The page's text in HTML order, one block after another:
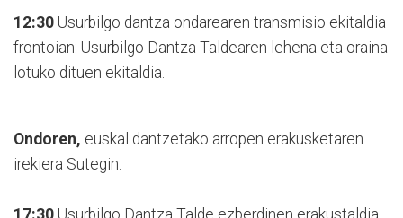
12:30 Usurbilgo dantza ondarearen transmisio ekitaldia
frontoian: Usurbilgo Dantza Taldearen lehena eta oraina
lotuko dituen ekitaldia.
Ondoren, euskal dantzetako arropen erakusketaren
irekiera Sutegin.
17:30 Usurbilgo Dantza Talde ezberdinen erakustaldia